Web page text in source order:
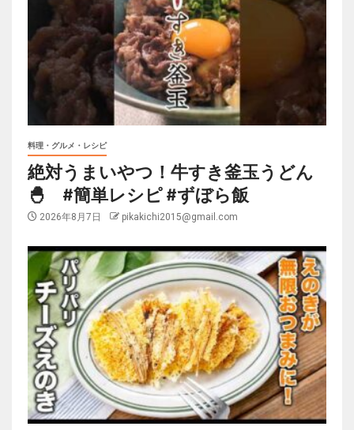
料理・グルメ・レシピ
絶対うまいやつ！牛すき釜玉うどん
🐣 #簡単レシピ #ずぼら飯
2026年8月7日 pikakichi2015@gmail.com